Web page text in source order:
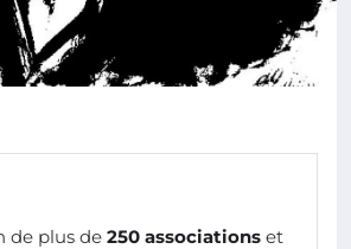
de plus de 250 associations et